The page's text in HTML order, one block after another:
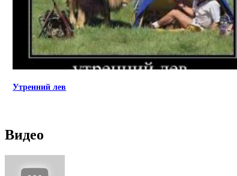
Утренний лев
Видео